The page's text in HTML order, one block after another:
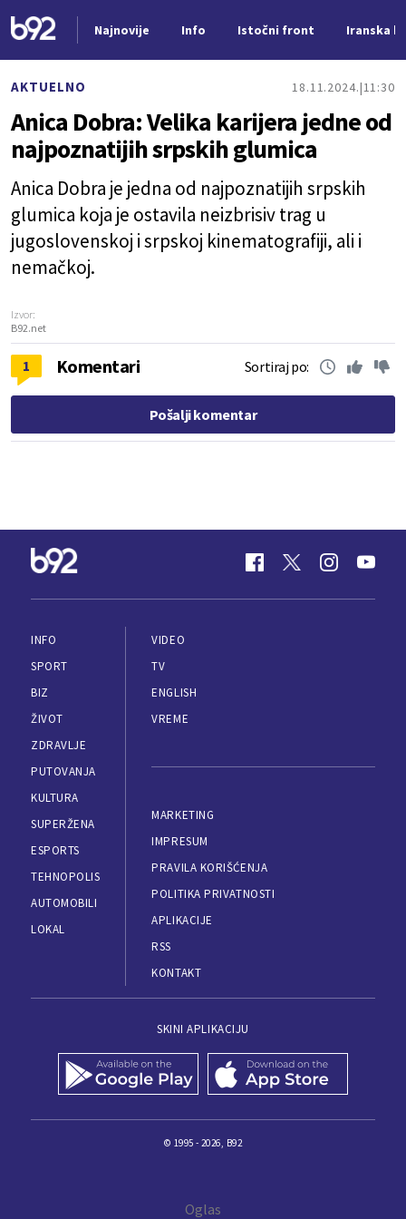
Najnovije Info Istočni front Iranska
AKTUELNO 18.11.2024. 11:30
Anica Dobra: Velika karijera jedne od
najpoznatijih srpskih glumica
Anica Dobra je jedna od najpoznatijih srpskih
glumica koja je ostavila neizbrisiv trag u
jugoslovenskoj i srpskoj kinematografiji, ali i
nemačkoj.
Izvor:
B92.net
1 Komentari Sortiraj po:
Pošalji komentar
INFO
SPORT
BIZ
ŽIVOT
ZDRAVLJE
PUTOVANJA
KULTURA
SUPERŽENA
ESPORTS
TEHNOPOLIS
AUTOMOBILI
LOKAL
VIDEO
TV
ENGLISH
VREME
MARKETING
IMPRESUM
PRAVILA KORIŠĆENJA
POLITIKA PRIVATNOSTI
APLIKACIJE
RSS
KONTAKT
SKINI APLIKACIJU
© 1995 - 2026, B92